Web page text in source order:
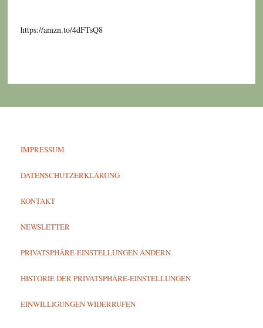
https://amzn.to/4dFTsQ8
IMPRESSUM
DATENSCHUTZERKLÄRUNG
KONTAKT
NEWSLETTER
PRIVATSPHÄRE-EINSTELLUNGEN ÄNDERN
HISTORIE DER PRIVATSPHÄRE-EINSTELLUNGEN
EINWILLIGUNGEN WIDERRUFEN